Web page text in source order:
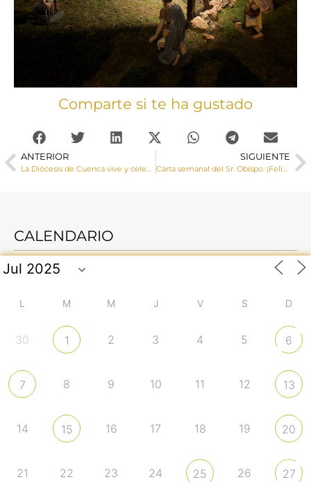
Comparte si te ha gustado
ANTERIOR
La Diócesis de Cuenca vive y celebra la Navidad con numerosas actividades
SIGUIENTE
Carta semanal del Sr. Obispo. ¡Feliz Navidad!
CALENDARIO
L M M J V S D
30 1 2 3 4 5 6
7 8 9 10 11 12 13
14 15 16 17 18 19 20
21 22 23 24 25 26 27